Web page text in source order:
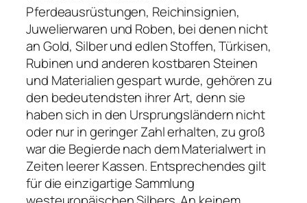
Pferdeausrüstungen, Reichinsignien,
Juwelierwaren und Roben, bei denen nicht
an Gold, Silber und edlen Stoffen, Türkisen,
Rubinen und anderen kostbaren Steinen
und Materialien gespart wurde, gehören zu
den bedeutendsten ihrer Art, denn sie
haben sich in den Ursprungsländern nicht
oder nur in geringer Zahl erhalten, zu groß
war die Begierde nach dem Materialwert in
Zeiten leerer Kassen. Entsprechendes gilt
für die einzigartige Sammlung